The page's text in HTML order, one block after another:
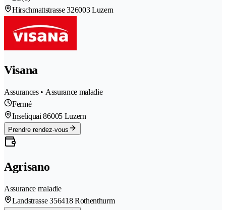
Hirschmattstrasse 326003 Luzern
Visana
Assurances • Assurance maladie
Fermé
Inseliquai 86005 Luzern
Prendre rendez-vous
Agrisano
Assurance maladie
Landstrasse 356418 Rothenthurm